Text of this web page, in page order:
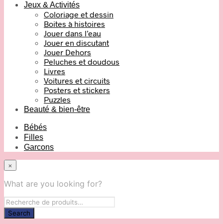
Jeux & Activités
Coloriage et dessin
Boites à histoires
Jouer dans l’eau
Jouer en discutant
Jouer Dehors
Peluches et doudous
Livres
Voitures et circuits
Posters et stickers
Puzzles
Beauté & bien-être
Bébés
Filles
Garcons
×
What are you looking for?